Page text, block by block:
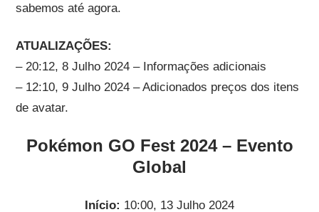
sabemos até agora.
ATUALIZAÇÕES:
– 20:12, 8 Julho 2024 – Informações adicionais
– 12:10, 9 Julho 2024 – Adicionados preços dos itens
de avatar.
Pokémon GO Fest 2024 – Evento
Global
Início: 10:00, 13 Julho 2024